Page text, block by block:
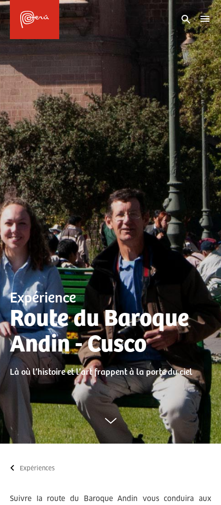
Expérience
Route du Baroque
Andin - Cusco
Là où l’histoire et l’art frappent à la porte du ciel
Expériences
Suivre la route du Baroque Andin vous conduira aux